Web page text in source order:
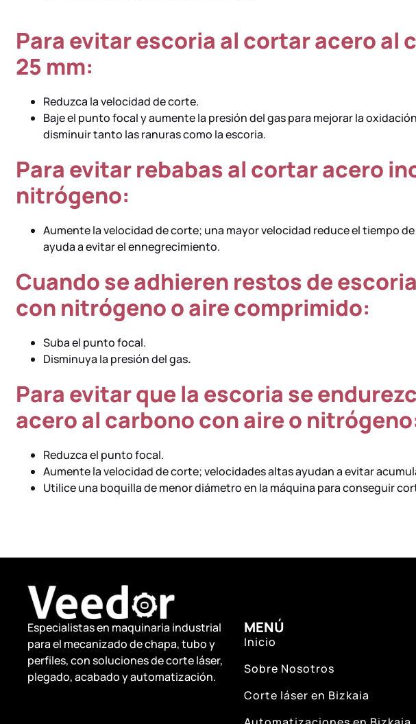
Para evitar escoria al cortar acero al
25 mm:
Reduzca la velocidad de corte.
Baje el punto focal y aumente la presión del gas para mejorar la
disminuir tanto las ranuras como la escoria.
Para evitar rebabas al cortar acero
nitrógeno:
Aumente la velocidad de corte; una mayor velocidad reduce el tiempo
ayuda a evitar el ennegrecimiento.
Cuando se adhieren restos de
con nitrógeno o aire comprimido:
Suba el punto focal.
Disminuya la presión del gas.
Para evitar que la escoria se
acero al carbono con aire o
Reduzca el punto focal.
Aumente la velocidad de corte; velocidades altas ayudan a evitar
Utilice una boquilla de menor diámetro en la máquina para conseguir
Especialistas en maquinaria industrial
para el mecanizado de chapa, tubo y
perfiles, con soluciones de corte láser,
plegado, acabado y automatización.
MENÚ
Inicio
Sobre Nosotros
Corte láser en Bizkaia